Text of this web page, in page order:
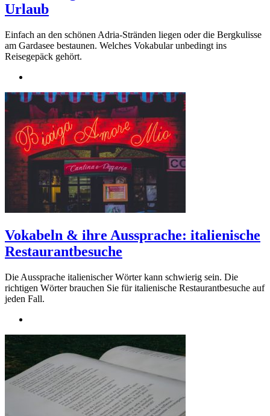
Urlaub
Einfach an den schönen Adria-Stränden liegen oder die Bergkulisse
am Gardasee bestaunen. Welches Vokabular unbedingt ins
Reisegepäck gehört.
Vokabeln & ihre Aussprache: italienische
Restaurantbesuche
Die Aussprache italienischer Wörter kann schwierig sein. Die
richtigen Wörter brauchen Sie für italienische Restaurantbesuche auf
jeden Fall.